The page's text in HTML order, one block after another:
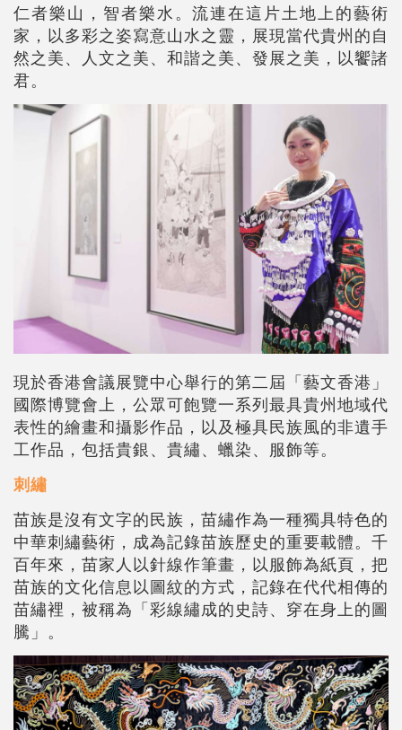
仁者樂山，智者樂水。流連在這片土地上的藝術
家，以多彩之姿寫意山水之靈，展現當代貴州的自
然之美、人文之美、和諧之美、發展之美，以饗諸
君。
現於香港會議展覽中心舉行的第二屆「藝文香港」
國際博覽會上，公眾可飽覽一系列最具貴州地域代
表性的繪畫和攝影作品，以及極具民族風的非遺手
工作品，包括貴銀、貴繡、蠟染、服飾等。
刺繡
苗族是沒有文字的民族，苗繡作為一種獨具特色的
中華刺繡藝術，成為記錄苗族歷史的重要載體。千
百年來，苗家人以針線作筆畫，以服飾為紙頁，把
苗族的文化信息以圖紋的方式，記錄在代代相傳的
苗繡裡，被稱為「彩線繡成的史詩、穿在身上的圖
騰」。